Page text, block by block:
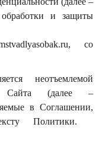
и защиты
со
неотъемлемой
Сайта (далее –
в Соглашении,
Политики.